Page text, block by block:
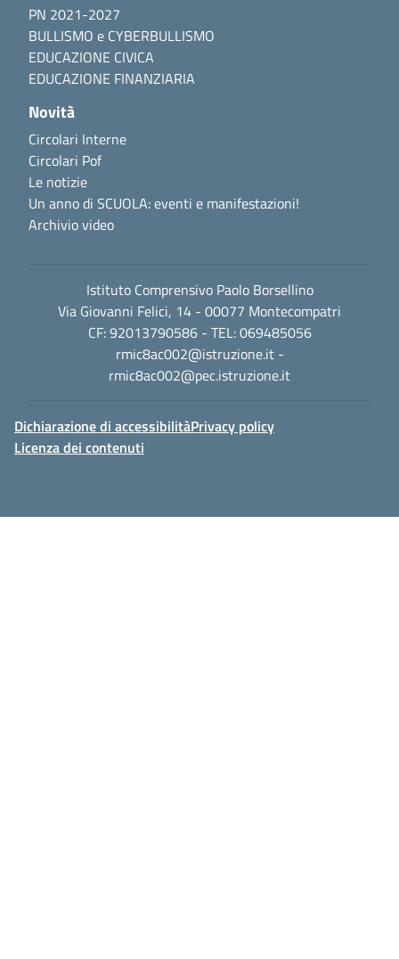
PN 2021-2027
BULLISMO e CYBERBULLISMO
EDUCAZIONE CIVICA
EDUCAZIONE FINANZIARIA
Novità
Circolari Interne
Circolari Pof
Le notizie
Un anno di SCUOLA: eventi e manifestazioni!
Archivio video
Istituto Comprensivo Paolo Borsellino
Via Giovanni Felici, 14 - 00077 Montecompatri
CF: 92013790586 - TEL: 069485056
rmic8ac002@istruzione.it-
rmic8ac002@pec.istruzione.it
Dichiarazione di accessibilitàPrivacy policy
Licenza dei contenuti